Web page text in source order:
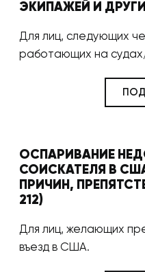
ЭКИПАЖЕЙ И
Для лиц, следующих
работающих на
ОСПАРИВАНИЕ
СОИСКАТЕЛЯ В
ПРИЧИН,
212)
Для лиц, желающих
въезд в США.